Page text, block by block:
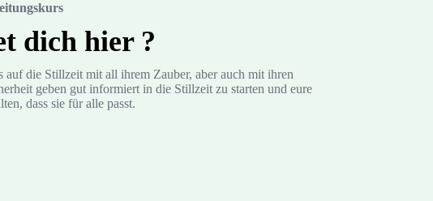
dich hier ?
die Stillzeit mit all ihrem Zauber, aber auch mit ihren
geben gut informiert in die Stillzeit zu starten und eure
dass sie für alle passt.